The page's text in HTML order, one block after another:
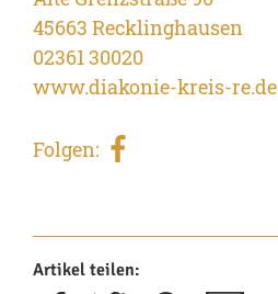
45663 Recklinghausen
02361 30020
www.diakonie-kreis-re.de
Folgen:
Artikel teilen: